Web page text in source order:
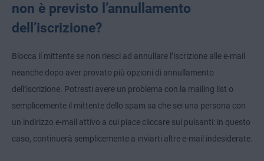
non è previsto l’annullamento
dell’iscrizione?
Blocca il mittente se non riesci ad annullare l’iscrizione alle e-mail
neanche dopo aver provato più opzioni di annullamento
dell’iscrizione. Potresti avere un problema con la mailing list o
semplicemente il mittente dello spam sa che sei una persona con
un indirizzo e-mail attivo a cui piace cliccare sui pulsanti: in questo
caso, continuerà semplicemente a inviarti altre e-mail indesiderate.